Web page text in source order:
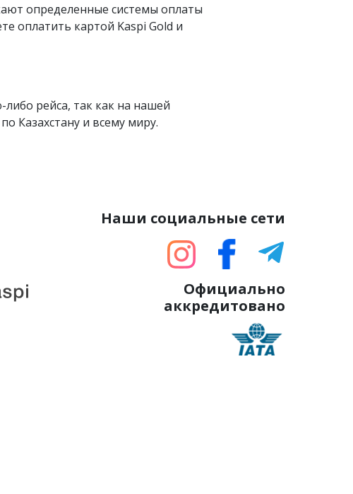
определенные системы оплаты
оплатить картой Kaspi Gold и
либо рейса, так как на нашей
Казахстану и всему миру.
Наши социальные сети
Официально
аккредитовано